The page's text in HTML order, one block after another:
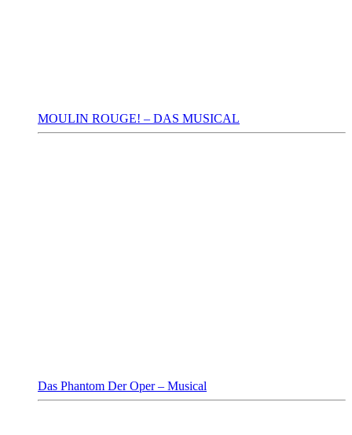
MOULIN ROUGE! – DAS MUSICAL
Das Phantom Der Oper – Musical